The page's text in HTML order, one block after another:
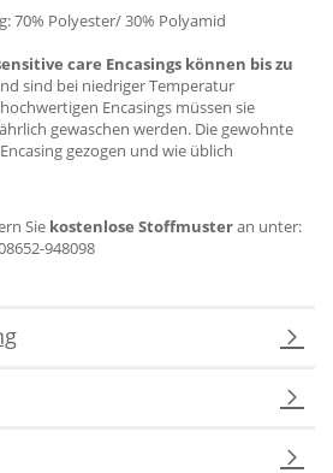
70% Polyester/ 30% Polyamid
care Encasings können bis zu
sind bei niedriger Temperatur
Encasings müssen sie
gewaschen werden. Die gewohnte
gezogen und wie üblich
Sie kostenlose Stoffmusteran unter:
948098